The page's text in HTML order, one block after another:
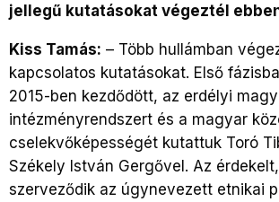
jellegű kutatásokat végeztél
Kiss Tamás: – Több hullámban
kapcsolatos kutatásokat. Első
2015-ben kezdődött, az erdélyi
intézményrendszert és a magyar
cselekvőképességét kutattuk Toró
Székely István Gergővel. Az
szerveződik az úgynevezett etnikai